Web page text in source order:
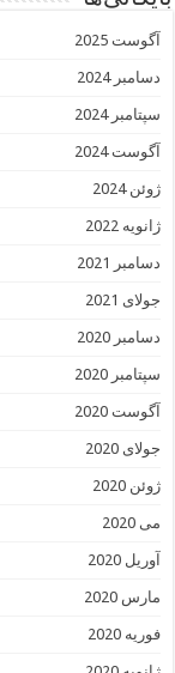
آگوست 2025
دسامبر 2024
سپتامبر 2024
آگوست 2024
ژوئن 2024
ژانویه 2022
دسامبر 2021
جولای 2021
دسامبر 2020
سپتامبر 2020
آگوست 2020
جولای 2020
ژوئن 2020
می 2020
آوریل 2020
مارس 2020
فوریه 2020